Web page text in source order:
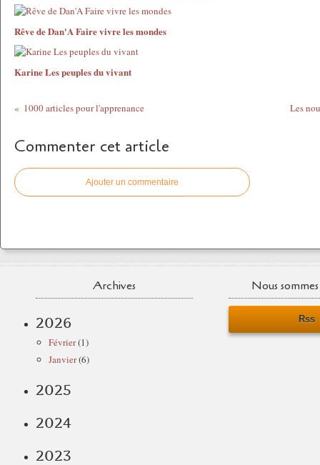
Rêve de Dan'A Faire vivre les mondes
Karine Les peuples du vivant
1000 articles pour l'apprenance Les
Commenter cet article
Ajouter un commentaire
Archives
2026
Février(1)
Janvier(6)
2025
2024
2023
Nous
Rss